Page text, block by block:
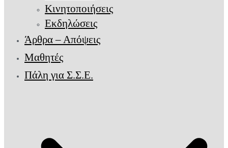
Κινητοποιήσεις
Εκδηλώσεις
Άρθρα – Απόψεις
Μαθητές
Πάλη για Σ.Σ.Ε.